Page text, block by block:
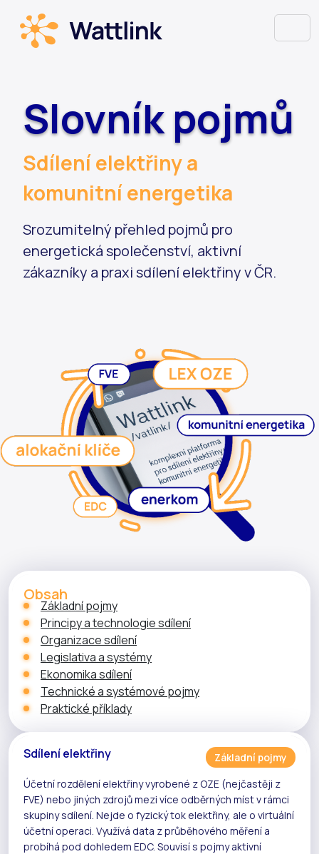
Slovník pojmů
Sdílení elektřiny a
komunitní energetika
Srozumitelný přehled pojmů pro
energetická společenství, aktivní
zákazníky a praxi sdílení elektřiny v ČR.
Sdílení elektřiny
Základní pojmy
Účetní rozdělení elektřiny vyrobené z OZE (nejčastěji z
FVE) nebo jiných zdrojů mezi více odběrných míst v rámci
skupiny sdílení. Nejde o fyzický tok elektřiny, ale o virtuální
účetní operaci. Využívá data zprůběhového měření a
probíhá pod dohledem EDC. Souvisí s pojmyaktivní
Obsah
Základní pojmy
Principy a technologie sdílení
Organizace sdílení
Legislativa a systémy
Ekonomika sdílení
Technické a systémové pojmy
Praktické příklady